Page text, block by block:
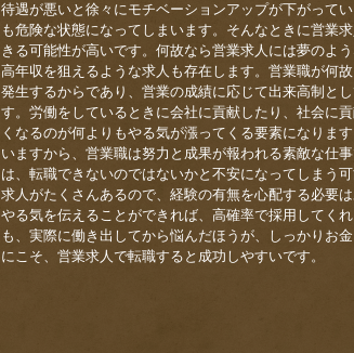
待遇が悪いと徐々にモチベーションアップが下がって
も危険な状態になってしまいます。そんなときに営業
きる可能性が高いです。何故なら営業求人には夢のよ
高年収を狙えるような求人も存在します。営業職が何
発生するからであり、営業の成績に応じて出来高制と
す。労働をしているときに会社に貢献したり、社会に
くなるのが何よりもやる気が漲ってくる要素になりま
いますから、営業職は努力と成果が報われる素敵な仕
は、転職できないのではないかと不安になってしまう
求人がたくさんあるので、経験の有無を心配する必要
やる気を伝えることができれば、高確率で採用してく
も、実際に働き出してから悩んだほうが、しっかりお
にこそ、営業求人で転職すると成功しやすいです。